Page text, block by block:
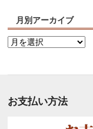
月別アーカイブ
月
カ
イ
お支払い方法